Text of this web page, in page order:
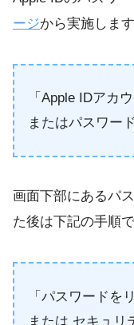
ージから実施します
「Apple IDアカ
またはパスワー
画面下部にあるパ
た後は下記の手順で
「パスワードを
または セキュリ